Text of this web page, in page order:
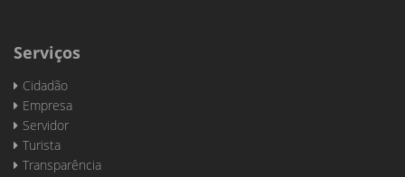
Serviços
Cidadão
Empresa
Servidor
Turista
Transparência